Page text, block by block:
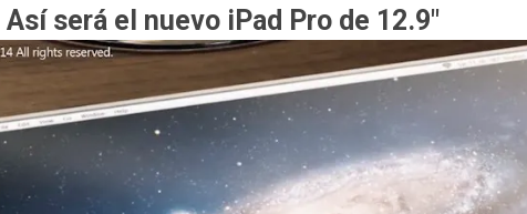
Así será el nuevo iPad Pro de 12.9″